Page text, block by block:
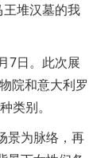
堆汉墓的我
7日。此次展
院和意大利罗
类别。
景为脉络，再